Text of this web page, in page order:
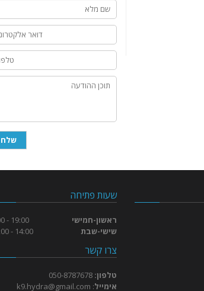
שעות פתיחה
ראשון-חמישי
19:00 - 9:00
שישי-שבת
14:00 - 10:00
צרו קשר
טלפון: 050-8787678
אימייל:
k9.hydra@gmail.com